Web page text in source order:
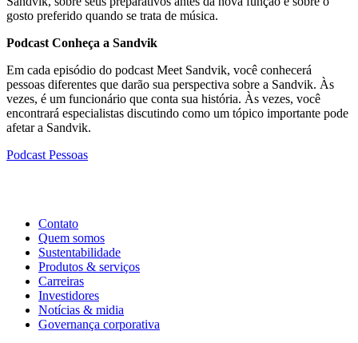
gosto preferido quando se trata de música.
Podcast Conheça a Sandvik
Em cada episódio do podcast Meet Sandvik, você conhecerá
pessoas diferentes que darão sua perspectiva sobre a Sandvik. Às
vezes, é um funcionário que conta sua história. Às vezes, você
encontrará especialistas discutindo como um tópico importante pode
afetar a Sandvik.
Podcast Pessoas
Contato
Quem somos
Sustentabilidade
Produtos & serviços
Carreiras
Investidores
Notícias & midia
Governança corporativa